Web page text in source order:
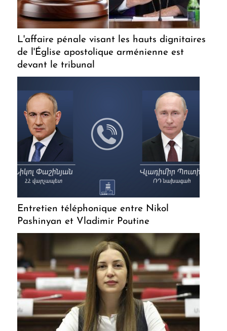
L'affaire pénale visant les hauts dignitaires
de l'Église apostolique arménienne est
devant le tribunal
Entretien téléphonique entre Nikol
Pashinyan et Vladimir Poutine